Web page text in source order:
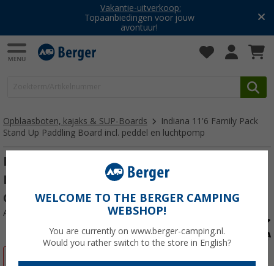
Vakantie-uitverkoop:
Topaanbiedingen voor jouw
avontuur!
Opblaasboten, kajaks & SUP-Boards
Indiana 11'6 Family Pack
Stand Up Paddling Board incl. peddel en luchtpomp
Indiana 11'6 Family Pack Stand Up
Paddling Board incl. peddel en luchtpomp
Grijs
Artikelnr: 518270
-6%
WELCOME TO THE BERGER CAMPING
WEBSHOP!
You are currently on www.berger-camping.nl.
Would you rather switch to the store in English?